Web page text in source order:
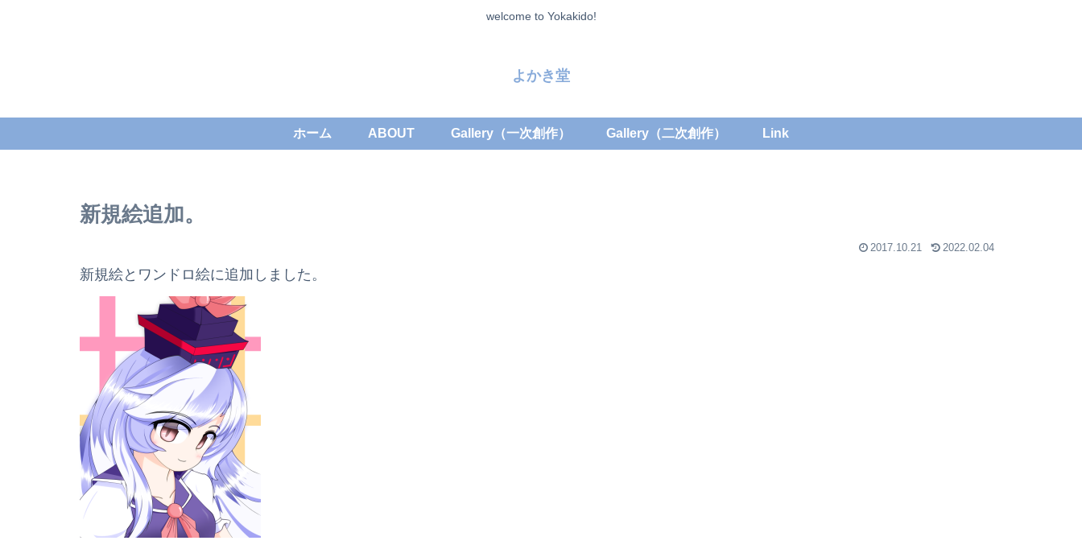
welcome to Yokakido!
よかき堂
ホーム ABOUT Gallery（一次創作） Gallery（二次創作） Link
新規絵追加。
2017.10.21 2022.02.04
新規絵とワンドロ絵に追加しました。